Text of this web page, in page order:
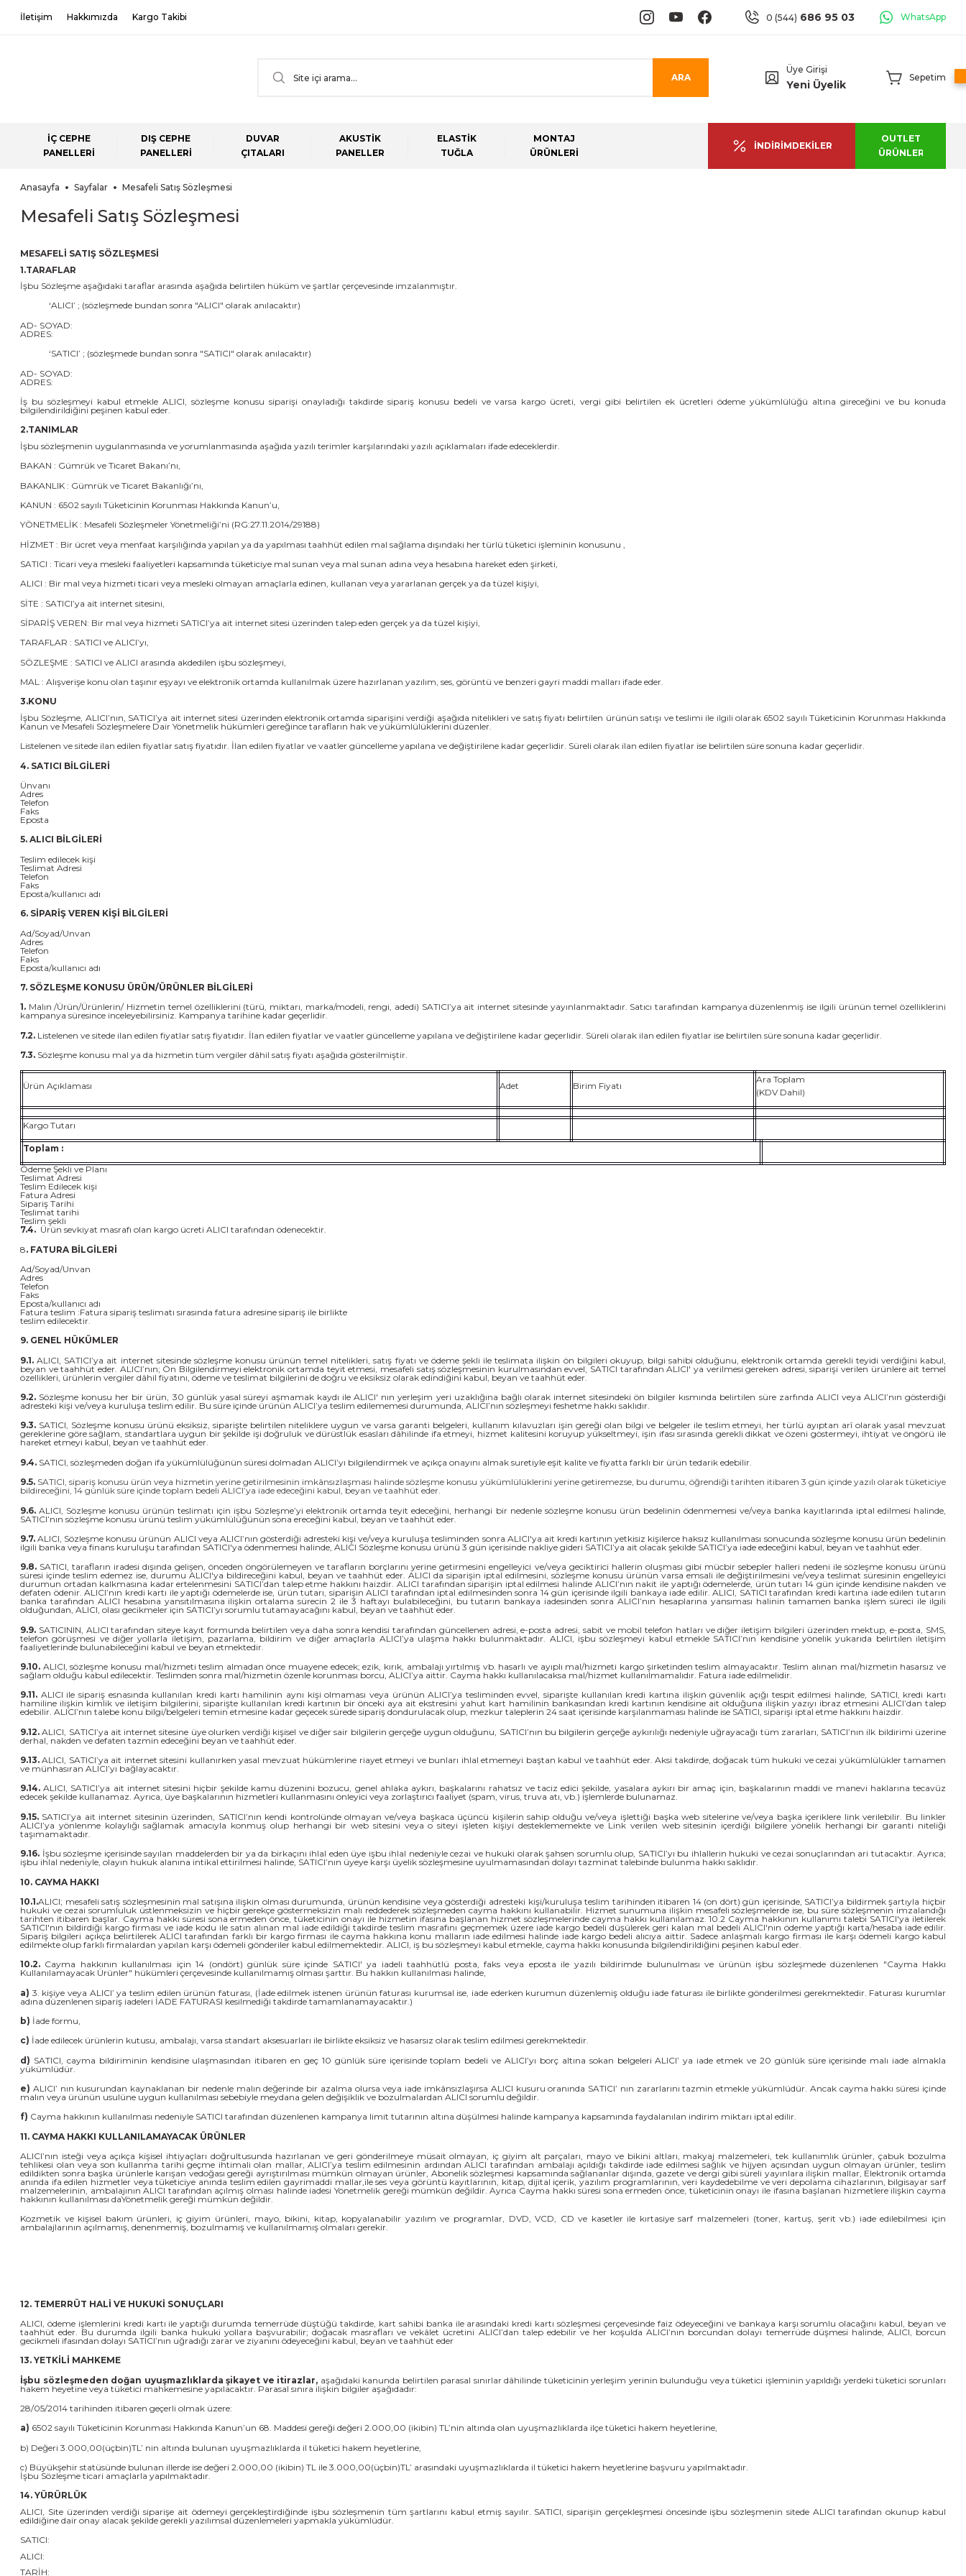
İletişim Hakkımızda Kargo Takibi 0 (544) 686 95 03 WhatsApp
ARA
Üye Girişi
Yeni Üyelik
Sepetim
İÇ CEPHE
PANELLERİ
DIŞ CEPHE
PANELLERİ
DUVAR
ÇITALARI
AKUSTİK
PANELLER
ELASTİK
TUĞLA
MONTAJ
ÜRÜNLERİ
İNDİRİMDEKİLER
OUTLET
ÜRÜNLER
Anasayfa Sayfalar Mesafeli Satış Sözleşmesi
Mesafeli Satış Sözleşmesi
MESAFELİ SATIŞ SÖZLEŞMESİ
1.TARAFLAR
İşbu Sözleşme aşağıdaki taraflar arasında aşağıda belirtilen hüküm ve şartlar çerçevesinde imzalanmıştır.
‘ALICI’ ; (sözleşmede bundan sonra "ALICI" olarak anılacaktır)
AD- SOYAD:
ADRES:
‘SATICI’ ; (sözleşmede bundan sonra "SATICI" olarak anılacaktır)
AD- SOYAD:
ADRES:
İş bu sözleşmeyi kabul etmekle ALICI, sözleşme konusu siparişi onayladığı takdirde sipariş konusu bedeli ve varsa kargo ücreti, vergi gibi belirtilen ek ücretleri ödeme yükümlülüğü altına gireceğini ve bu konuda
bilgilendirildiğini peşinen kabul eder.
2.TANIMLAR
İşbu sözleşmenin uygulanmasında ve yorumlanmasında aşağıda yazılı terimler karşılarındaki yazılı açıklamaları ifade edeceklerdir.
BAKAN : Gümrük ve Ticaret Bakanı’nı,
BAKANLIK : Gümrük ve Ticaret Bakanlığı’nı,
KANUN : 6502 sayılı Tüketicinin Korunması Hakkında Kanun’u,
YÖNETMELİK : Mesafeli Sözleşmeler Yönetmeliği’ni (RG:27.11.2014/29188)
HİZMET : Bir ücret veya menfaat karşılığında yapılan ya da yapılması taahhüt edilen mal sağlama dışındaki her türlü tüketici işleminin konusunu ,
SATICI : Ticari veya mesleki faaliyetleri kapsamında tüketiciye mal sunan veya mal sunan adına veya hesabına hareket eden şirketi,
ALICI : Bir mal veya hizmeti ticari veya mesleki olmayan amaçlarla edinen, kullanan veya yararlanan gerçek ya da tüzel kişiyi,
SİTE : SATICI’ya ait internet sitesini,
SİPARİŞ VEREN: Bir mal veya hizmeti SATICI’ya ait internet sitesi üzerinden talep eden gerçek ya da tüzel kişiyi,
TARAFLAR : SATICI ve ALICI’yı,
SÖZLEŞME : SATICI ve ALICI arasında akdedilen işbu sözleşmeyi,
MAL : Alışverişe konu olan taşınır eşyayı ve elektronik ortamda kullanılmak üzere hazırlanan yazılım, ses, görüntü ve benzeri gayri maddi malları ifade eder.
3.KONU
İşbu Sözleşme, ALICI’nın, SATICI’ya ait internet sitesi üzerinden elektronik ortamda siparişini verdiği aşağıda nitelikleri ve satış fiyatı belirtilen ürünün satışı ve teslimi ile ilgili olarak 6502 sayılı Tüketicinin Korunması Hakkında
Kanun ve Mesafeli Sözleşmelere Dair Yönetmelik hükümleri gereğince tarafların hak ve yükümlülüklerini düzenler.
Listelenen ve sitede ilan edilen fiyatlar satış fiyatıdır. İlan edilen fiyatlar ve vaatler güncelleme yapılana ve değiştirilene kadar geçerlidir. Süreli olarak ilan edilen fiyatlar ise belirtilen süre sonuna kadar geçerlidir.
4. SATICI BİLGİLERİ
Ünvanı
Adres
Telefon
Faks
Eposta
5. ALICI BİLGİLERİ
Teslim edilecek kişi
Teslimat Adresi
Telefon
Faks
Eposta/kullanıcı adı
6. SİPARİŞ VEREN KİŞİ BİLGİLERİ
Ad/Soyad/Unvan
Adres
Telefon
Faks
Eposta/kullanıcı adı
7. SÖZLEŞME KONUSU ÜRÜN/ÜRÜNLER BİLGİLERİ
1. Malın /Ürün/Ürünlerin/ Hizmetin temel özelliklerini (türü, miktarı, marka/modeli, rengi, adedi) SATICI’ya ait internet sitesinde yayınlanmaktadır. Satıcı tarafından kampanya düzenlenmiş ise ilgili ürünün temel özelliklerini
kampanya süresince inceleyebilirsiniz. Kampanya tarihine kadar geçerlidir.
7.2. Listelenen ve sitede ilan edilen fiyatlar satış fiyatıdır. İlan edilen fiyatlar ve vaatler güncelleme yapılana ve değiştirilene kadar geçerlidir. Süreli olarak ilan edilen fiyatlar ise belirtilen süre sonuna kadar geçerlidir.
7.3. Sözleşme konusu mal ya da hizmetin tüm vergiler dâhil satış fiyatı aşağıda gösterilmiştir.
Ürün Açıklaması Adet Birim Fiyatı
Ara Toplam
(KDV Dahil)
Kargo Tutarı
Toplam :
Ödeme Şekli ve Planı
Teslimat Adresi
Teslim Edilecek kişi
Fatura Adresi
Sipariş Tarihi
Teslimat tarihi
Teslim şekli
7.4. Ürün sevkiyat masrafı olan kargo ücreti ALICI tarafından ödenecektir.
8. FATURA BİLGİLERİ
Ad/Soyad/Unvan
Adres
Telefon
Faks
Eposta/kullanıcı adı
Fatura teslim :Fatura sipariş teslimatı sırasında fatura adresine sipariş ile birlikte
teslim edilecektir.
9. GENEL HÜKÜMLER
9.1. ALICI, SATICI’ya ait internet sitesinde sözleşme konusu ürünün temel nitelikleri, satış fiyatı ve ödeme şekli ile teslimata ilişkin ön bilgileri okuyup, bilgi sahibi olduğunu, elektronik ortamda gerekli teyidi verdiğini kabul,
beyan ve taahhüt eder. ALICI’nın; Ön Bilgilendirmeyi elektronik ortamda teyit etmesi, mesafeli satış sözleşmesinin kurulmasından evvel, SATICI tarafından ALICI' ya verilmesi gereken adresi, siparişi verilen ürünlere ait temel
özellikleri, ürünlerin vergiler dâhil fiyatını, ödeme ve teslimat bilgilerini de doğru ve eksiksiz olarak edindiğini kabul, beyan ve taahhüt eder.
9.2. Sözleşme konusu her bir ürün, 30 günlük yasal süreyi aşmamak kaydı ile ALICI' nın yerleşim yeri uzaklığına bağlı olarak internet sitesindeki ön bilgiler kısmında belirtilen süre zarfında ALICI veya ALICI’nın gösterdiği
adresteki kişi ve/veya kuruluşa teslim edilir. Bu süre içinde ürünün ALICI’ya teslim edilememesi durumunda, ALICI’nın sözleşmeyi feshetme hakkı saklıdır.
9.3. SATICI, Sözleşme konusu ürünü eksiksiz, siparişte belirtilen niteliklere uygun ve varsa garanti belgeleri, kullanım kılavuzları işin gereği olan bilgi ve belgeler ile teslim etmeyi, her türlü ayıptan arî olarak yasal mevzuat
gereklerine göre sağlam, standartlara uygun bir şekilde işi doğruluk ve dürüstlük esasları dâhilinde ifa etmeyi, hizmet kalitesini koruyup yükseltmeyi, işin ifası sırasında gerekli dikkat ve özeni göstermeyi, ihtiyat ve öngörü ile
hareket etmeyi kabul, beyan ve taahhüt eder.
9.4. SATICI, sözleşmeden doğan ifa yükümlülüğünün süresi dolmadan ALICI’yı bilgilendirmek ve açıkça onayını almak suretiyle eşit kalite ve fiyatta farklı bir ürün tedarik edebilir.
9.5. SATICI, sipariş konusu ürün veya hizmetin yerine getirilmesinin imkânsızlaşması halinde sözleşme konusu yükümlülüklerini yerine getiremezse, bu durumu, öğrendiği tarihten itibaren 3 gün içinde yazılı olarak tüketiciye
bildireceğini, 14 günlük süre içinde toplam bedeli ALICI’ya iade edeceğini kabul, beyan ve taahhüt eder.
9.6. ALICI, Sözleşme konusu ürünün teslimatı için işbu Sözleşme’yi elektronik ortamda teyit edeceğini, herhangi bir nedenle sözleşme konusu ürün bedelinin ödenmemesi ve/veya banka kayıtlarında iptal edilmesi halinde,
SATICI’nın sözleşme konusu ürünü teslim yükümlülüğünün sona ereceğini kabul, beyan ve taahhüt eder.
9.7. ALICI, Sözleşme konusu ürünün ALICI veya ALICI’nın gösterdiği adresteki kişi ve/veya kuruluşa tesliminden sonra ALICI'ya ait kredi kartının yetkisiz kişilerce haksız kullanılması sonucunda sözleşme konusu ürün bedelinin
ilgili banka veya finans kuruluşu tarafından SATICI'ya ödenmemesi halinde, ALICI Sözleşme konusu ürünü 3 gün içerisinde nakliye gideri SATICI’ya ait olacak şekilde SATICI’ya iade edeceğini kabul, beyan ve taahhüt eder.
9.8. SATICI, tarafların iradesi dışında gelişen, önceden öngörülemeyen ve tarafların borçlarını yerine getirmesini engelleyici ve/veya geciktirici hallerin oluşması gibi mücbir sebepler halleri nedeni ile sözleşme konusu ürünü
süresi içinde teslim edemez ise, durumu ALICI'ya bildireceğini kabul, beyan ve taahhüt eder. ALICI da siparişin iptal edilmesini, sözleşme konusu ürünün varsa emsali ile değiştirilmesini ve/veya teslimat süresinin engelleyici
durumun ortadan kalkmasına kadar ertelenmesini SATICI’dan talep etme hakkını haizdir. ALICI tarafından siparişin iptal edilmesi halinde ALICI’nın nakit ile yaptığı ödemelerde, ürün tutarı 14 gün içinde kendisine nakden ve
defaten ödenir. ALICI’nın kredi kartı ile yaptığı ödemelerde ise, ürün tutarı, siparişin ALICI tarafından iptal edilmesinden sonra 14 gün içerisinde ilgili bankaya iade edilir. ALICI, SATICI tarafından kredi kartına iade edilen tutarın
banka tarafından ALICI hesabına yansıtılmasına ilişkin ortalama sürecin 2 ile 3 haftayı bulabileceğini, bu tutarın bankaya iadesinden sonra ALICI’nın hesaplarına yansıması halinin tamamen banka işlem süreci ile ilgili
olduğundan, ALICI, olası gecikmeler için SATICI’yı sorumlu tutamayacağını kabul, beyan ve taahhüt eder.
9.9. SATICININ, ALICI tarafından siteye kayıt formunda belirtilen veya daha sonra kendisi tarafından güncellenen adresi, e-posta adresi, sabit ve mobil telefon hatları ve diğer iletişim bilgileri üzerinden mektup, e-posta, SMS,
telefon görüşmesi ve diğer yollarla iletişim, pazarlama, bildirim ve diğer amaçlarla ALICI’ya ulaşma hakkı bulunmaktadır. ALICI, işbu sözleşmeyi kabul etmekle SATICI’nın kendisine yönelik yukarıda belirtilen iletişim
faaliyetlerinde bulunabileceğini kabul ve beyan etmektedir.
9.10. ALICI, sözleşme konusu mal/hizmeti teslim almadan önce muayene edecek; ezik, kırık, ambalajı yırtılmış vb. hasarlı ve ayıplı mal/hizmeti kargo şirketinden teslim almayacaktır. Teslim alınan mal/hizmetin hasarsız ve
sağlam olduğu kabul edilecektir. Teslimden sonra mal/hizmetin özenle korunması borcu, ALICI’ya aittir. Cayma hakkı kullanılacaksa mal/hizmet kullanılmamalıdır. Fatura iade edilmelidir.
9.11. ALICI ile sipariş esnasında kullanılan kredi kartı hamilinin aynı kişi olmaması veya ürünün ALICI’ya tesliminden evvel, siparişte kullanılan kredi kartına ilişkin güvenlik açığı tespit edilmesi halinde, SATICI, kredi kartı
hamiline ilişkin kimlik ve iletişim bilgilerini, siparişte kullanılan kredi kartının bir önceki aya ait ekstresini yahut kart hamilinin bankasından kredi kartının kendisine ait olduğuna ilişkin yazıyı ibraz etmesini ALICI’dan talep
edebilir. ALICI’nın talebe konu bilgi/belgeleri temin etmesine kadar geçecek sürede sipariş dondurulacak olup, mezkur taleplerin 24 saat içerisinde karşılanmaması halinde ise SATICI, siparişi iptal etme hakkını haizdir.
9.12. ALICI, SATICI’ya ait internet sitesine üye olurken verdiği kişisel ve diğer sair bilgilerin gerçeğe uygun olduğunu, SATICI’nın bu bilgilerin gerçeğe aykırılığı nedeniyle uğrayacağı tüm zararları, SATICI’nın ilk bildirimi üzerine
derhal, nakden ve defaten tazmin edeceğini beyan ve taahhüt eder.
9.13. ALICI, SATICI’ya ait internet sitesini kullanırken yasal mevzuat hükümlerine riayet etmeyi ve bunları ihlal etmemeyi baştan kabul ve taahhüt eder. Aksi takdirde, doğacak tüm hukuki ve cezai yükümlülükler tamamen
ve münhasıran ALICI’yı bağlayacaktır.
9.14. ALICI, SATICI’ya ait internet sitesini hiçbir şekilde kamu düzenini bozucu, genel ahlaka aykırı, başkalarını rahatsız ve taciz edici şekilde, yasalara aykırı bir amaç için, başkalarının maddi ve manevi haklarına tecavüz
edecek şekilde kullanamaz. Ayrıca, üye başkalarının hizmetleri kullanmasını önleyici veya zorlaştırıcı faaliyet (spam, virus, truva atı, vb.) işlemlerde bulunamaz.
9.15. SATICI’ya ait internet sitesinin üzerinden, SATICI’nın kendi kontrolünde olmayan ve/veya başkaca üçüncü kişilerin sahip olduğu ve/veya işlettiği başka web sitelerine ve/veya başka içeriklere link verilebilir. Bu linkler
ALICI’ya yönlenme kolaylığı sağlamak amacıyla konmuş olup herhangi bir web sitesini veya o siteyi işleten kişiyi desteklememekte ve Link verilen web sitesinin içerdiği bilgilere yönelik herhangi bir garanti niteliği
taşımamaktadır.
9.16. İşbu sözleşme içerisinde sayılan maddelerden bir ya da birkaçını ihlal eden üye işbu ihlal nedeniyle cezai ve hukuki olarak şahsen sorumlu olup, SATICI’yı bu ihlallerin hukuki ve cezai sonuçlarından ari tutacaktır. Ayrıca;
işbu ihlal nedeniyle, olayın hukuk alanına intikal ettirilmesi halinde, SATICI’nın üyeye karşı üyelik sözleşmesine uyulmamasından dolayı tazminat talebinde bulunma hakkı saklıdır.
10. CAYMA HAKKI
10.1.ALICI; mesafeli satış sözleşmesinin mal satışına ilişkin olması durumunda, ürünün kendisine veya gösterdiği adresteki kişi/kuruluşa teslim tarihinden itibaren 14 (on dört) gün içerisinde, SATICI’ya bildirmek şartıyla hiçbir
hukuki ve cezai sorumluluk üstlenmeksizin ve hiçbir gerekçe göstermeksizin malı reddederek sözleşmeden cayma hakkını kullanabilir. Hizmet sunumuna ilişkin mesafeli sözleşmelerde ise, bu süre sözleşmenin imzalandığı
tarihten itibaren başlar. Cayma hakkı süresi sona ermeden önce, tüketicinin onayı ile hizmetin ifasına başlanan hizmet sözleşmelerinde cayma hakkı kullanılamaz. 10.2 Cayma hakkının kullanımı talebi SATICI'ya iletilerek
SATICI'nın bildirdiği kargo firması ve iade kodu ile satın alınan mal iade edildiği takdirde teslim masrafını geçmemek üzere iade kargo bedeli düşülerek geri kalan mal bedeli ALICI'nın ödeme yaptığı karta/hesaba iade edilir.
Sipariş bilgileri açıkça belirtilerek ALICI tarafından farklı bir kargo firması ile cayma hakkına konu malların iade edilmesi halinde iade kargo bedeli alıcıya aittir. Sadece anlaşmalı kargo firması ile karşı ödemeli kargo kabul
edilmekte olup farklı firmalardan yapılan karşı ödemeli gönderiler kabul edilmemektedir. ALICI, iş bu sözleşmeyi kabul etmekle, cayma hakkı konusunda bilgilendirildiğini peşinen kabul eder.
10.2. Cayma hakkının kullanılması için 14 (ondört) günlük süre içinde SATICI' ya iadeli taahhütlü posta, faks veya eposta ile yazılı bildirimde bulunulması ve ürünün işbu sözleşmede düzenlenen "Cayma Hakkı
Kullanılamayacak Ürünler" hükümleri çerçevesinde kullanılmamış olması şarttır. Bu hakkın kullanılması halinde,
a) 3. kişiye veya ALICI’ ya teslim edilen ürünün faturası, (İade edilmek istenen ürünün faturası kurumsal ise, iade ederken kurumun düzenlemiş olduğu iade faturası ile birlikte gönderilmesi gerekmektedir. Faturası kurumlar
adına düzenlenen sipariş iadeleri İADE FATURASI kesilmediği takdirde tamamlanamayacaktır.)
b) İade formu,
c) İade edilecek ürünlerin kutusu, ambalajı, varsa standart aksesuarları ile birlikte eksiksiz ve hasarsız olarak teslim edilmesi gerekmektedir.
d) SATICI, cayma bildiriminin kendisine ulaşmasından itibaren en geç 10 günlük süre içerisinde toplam bedeli ve ALICI’yı borç altına sokan belgeleri ALICI’ ya iade etmek ve 20 günlük süre içerisinde malı iade almakla
yükümlüdür.
e) ALICI’ nın kusurundan kaynaklanan bir nedenle malın değerinde bir azalma olursa veya iade imkânsızlaşırsa ALICI kusuru oranında SATICI’ nın zararlarını tazmin etmekle yükümlüdür. Ancak cayma hakkı süresi içinde
malın veya ürünün usulüne uygun kullanılması sebebiyle meydana gelen değişiklik ve bozulmalardan ALICI sorumlu değildir.
f) Cayma hakkının kullanılması nedeniyle SATICI tarafından düzenlenen kampanya limit tutarının altına düşülmesi halinde kampanya kapsamında faydalanılan indirim miktarı iptal edilir.
11. CAYMA HAKKI KULLANILAMAYACAK ÜRÜNLER
ALICI’nın isteği veya açıkça kişisel ihtiyaçları doğrultusunda hazırlanan ve geri gönderilmeye müsait olmayan, iç giyim alt parçaları, mayo ve bikini altları, makyaj malzemeleri, tek kullanımlık ürünler, çabuk bozulma
tehlikesi olan veya son kullanma tarihi geçme ihtimali olan mallar, ALICI’ya teslim edilmesinin ardından ALICI tarafından ambalajı açıldığı takdirde iade edilmesi sağlık ve hijyen açısından uygun olmayan ürünler, teslim
edildikten sonra başka ürünlerle karışan vedoğası gereği ayrıştırılması mümkün olmayan ürünler, Abonelik sözleşmesi kapsamında sağlananlar dışında, gazete ve dergi gibi süreli yayınlara ilişkin mallar, Elektronik ortamda
anında ifa edilen hizmetler veya tüketiciye anında teslim edilen gayrimaddi mallar,ile ses veya görüntü kayıtlarının, kitap, dijital içerik, yazılım programlarının, veri kaydedebilme ve veri depolama cihazlarının, bilgisayar sarf
malzemelerinin, ambalajının ALICI tarafından açılmış olması halinde iadesi Yönetmelik gereği mümkün değildir. Ayrıca Cayma hakkı süresi sona ermeden önce, tüketicinin onayı ile ifasına başlanan hizmetlere ilişkin cayma
hakkının kullanılması daYönetmelik gereği mümkün değildir.
Kozmetik ve kişisel bakım ürünleri, iç giyim ürünleri, mayo, bikini, kitap, kopyalanabilir yazılım ve programlar, DVD, VCD, CD ve kasetler ile kırtasiye sarf malzemeleri (toner, kartuş, şerit vb.) iade edilebilmesi için
ambalajlarının açılmamış, denenmemiş, bozulmamış ve kullanılmamış olmaları gerekir.
12. TEMERRÜT HALİ VE HUKUKİ SONUÇLARI
ALICI, ödeme işlemlerini kredi kartı ile yaptığı durumda temerrüde düştüğü takdirde, kart sahibi banka ile arasındaki kredi kartı sözleşmesi çerçevesinde faiz ödeyeceğini ve bankaya karşı sorumlu olacağını kabul, beyan ve
taahhüt eder. Bu durumda ilgili banka hukuki yollara başvurabilir; doğacak masrafları ve vekâlet ücretini ALICI’dan talep edebilir ve her koşulda ALICI’nın borcundan dolayı temerrüde düşmesi halinde, ALICI, borcun
gecikmeli ifasından dolayı SATICI’nın uğradığı zarar ve ziyanını ödeyeceğini kabul, beyan ve taahhüt eder
13. YETKİLİ MAHKEME
İşbu sözleşmeden doğan uyuşmazlıklarda şikayet ve itirazlar, aşağıdaki kanunda belirtilen parasal sınırlar dâhilinde tüketicinin yerleşim yerinin bulunduğu veya tüketici işleminin yapıldığı yerdeki tüketici sorunları
hakem heyetine veya tüketici mahkemesine yapılacaktır. Parasal sınıra ilişkin bilgiler aşağıdadır:
28/05/2014 tarihinden itibaren geçerli olmak üzere:
a) 6502 sayılı Tüketicinin Korunması Hakkında Kanun’un 68. Maddesi gereği değeri 2.000,00 (ikibin) TL’nin altında olan uyuşmazlıklarda ilçe tüketici hakem heyetlerine,
b) Değeri 3.000,00(üçbin)TL’ nin altında bulunan uyuşmazlıklarda il tüketici hakem heyetlerine,
c) Büyükşehir statüsünde bulunan illerde ise değeri 2.000,00 (ikibin) TL ile 3.000,00(üçbin)TL’ arasındaki uyuşmazlıklarda il tüketici hakem heyetlerine başvuru yapılmaktadır.
İşbu Sözleşme ticari amaçlarla yapılmaktadır.
14. YÜRÜRLÜK
ALICI, Site üzerinden verdiği siparişe ait ödemeyi gerçekleştirdiğinde işbu sözleşmenin tüm şartlarını kabul etmiş sayılır. SATICI, siparişin gerçekleşmesi öncesinde işbu sözleşmenin sitede ALICI tarafından okunup kabul
edildiğine dair onay alacak şekilde gerekli yazılımsal düzenlemeleri yapmakla yükümlüdür.
SATICI:
ALICI:
TARİH: